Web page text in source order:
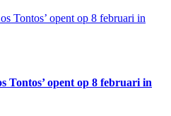
Tontos’ opent op 8 februari in